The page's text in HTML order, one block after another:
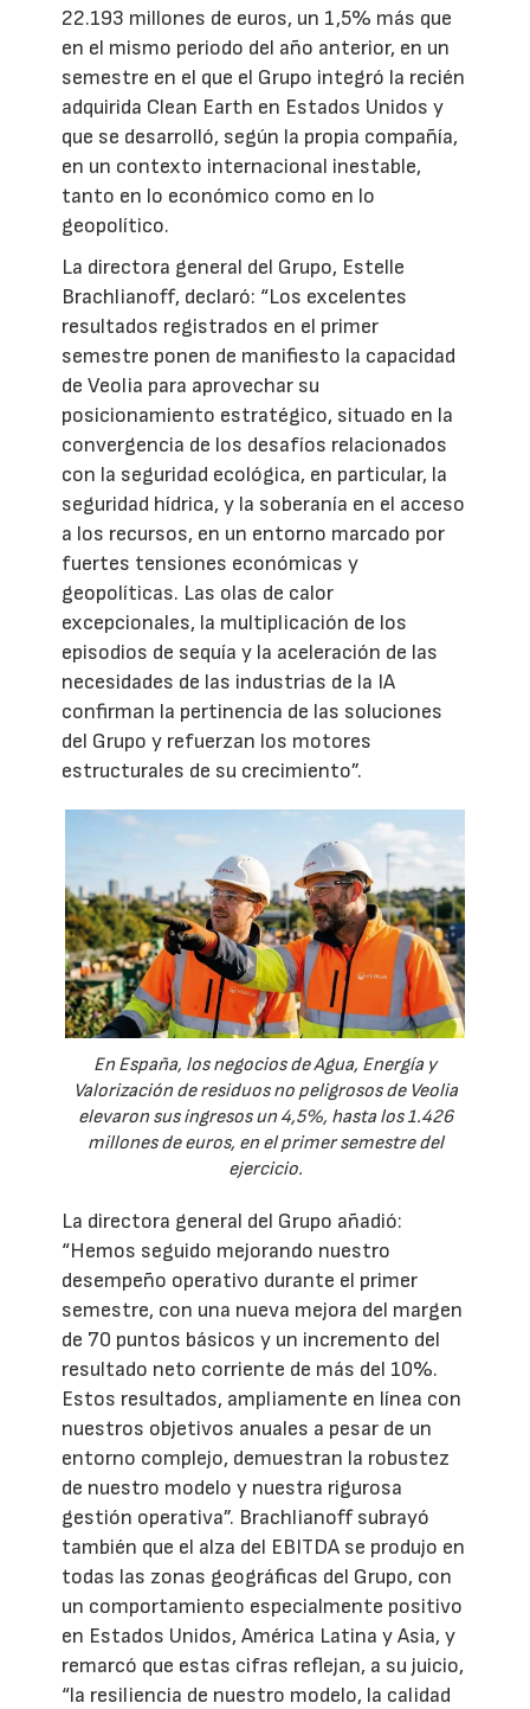
22.193 millones de euros, un 1,5% más que
en el mismo periodo del año anterior, en un
semestre en el que el Grupo integró la recién
adquirida Clean Earth en Estados Unidos y
que se desarrolló, según la propia compañía,
en un contexto internacional inestable,
tanto en lo económico como en lo
geopolítico.
La directora general del Grupo, Estelle
Brachlianoff, declaró: “Los excelentes
resultados registrados en el primer
semestre ponen de manifiesto la capacidad
de Veolia para aprovechar su
posicionamiento estratégico, situado en la
convergencia de los desafíos relacionados
con la seguridad ecológica, en particular, la
seguridad hídrica, y la soberanía en el acceso
a los recursos, en un entorno marcado por
fuertes tensiones económicas y
geopolíticas. Las olas de calor
excepcionales, la multiplicación de los
episodios de sequía y la aceleración de las
necesidades de las industrias de la IA
confirman la pertinencia de las soluciones
del Grupo y refuerzan los motores
estructurales de su crecimiento”.
En España, los negocios de Agua, Energía y
Valorización de residuos no peligrosos de Veolia
elevaron sus ingresos un 4,5%, hasta los 1.426
millones de euros, en el primer semestre del
ejercicio.
La directora general del Grupo añadió:
“Hemos seguido mejorando nuestro
desempeño operativo durante el primer
semestre, con una nueva mejora del margen
de 70 puntos básicos y un incremento del
resultado neto corriente de más del 10%.
Estos resultados, ampliamente en línea con
nuestros objetivos anuales a pesar de un
entorno complejo, demuestran la robustez
de nuestro modelo y nuestra rigurosa
gestión operativa”. Brachlianoff subrayó
también que el alza del EBITDA se produjo en
todas las zonas geográficas del Grupo, con
un comportamiento especialmente positivo
en Estados Unidos, América Latina y Asia, y
remarcó que estas cifras reflejan, a su juicio,
“la resiliencia de nuestro modelo, la calidad